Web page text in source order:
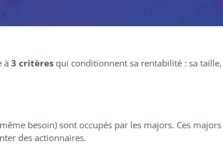
à 3 critèresqui conditionnent sa rentabilité : sa
besoin) sont occupés par les majors. Ces
des actionnaires.